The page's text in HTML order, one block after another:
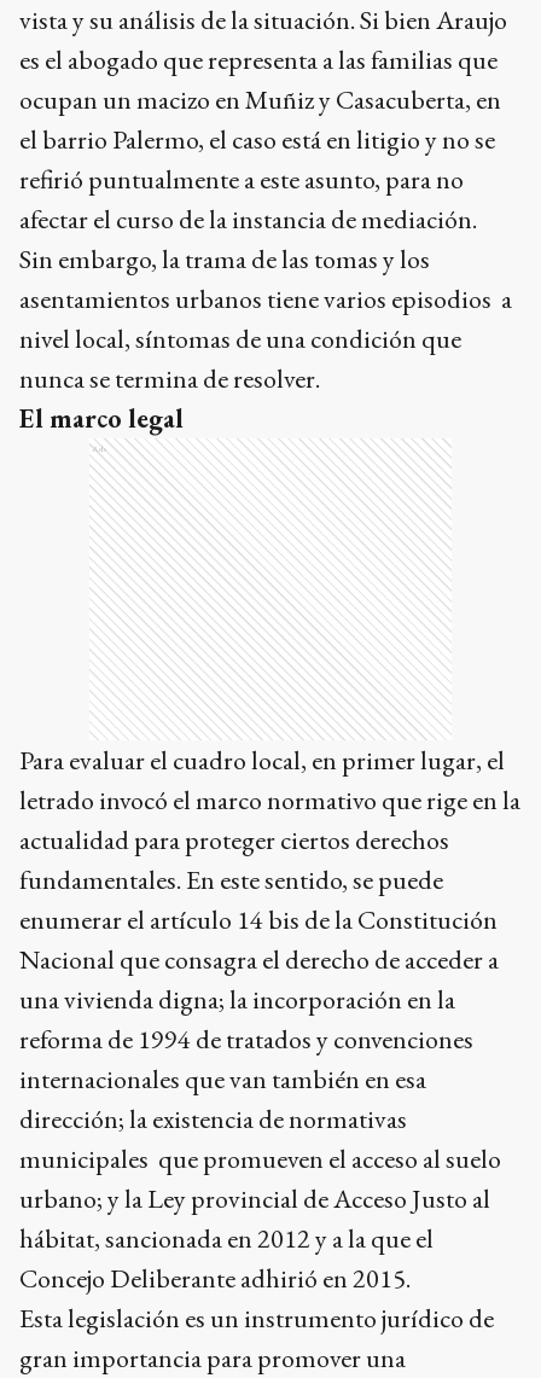
vista y su análisis de la situación. Si bien Araujo
es el abogado que representa a las familias que
ocupan un macizo en Muñiz y Casacuberta, en
el barrio Palermo, el caso está en litigio y no se
refirió puntualmente a este asunto, para no
afectar el curso de la instancia de mediación.
Sin embargo, la trama de las tomas y los
asentamientos urbanos tiene varios episodios a
nivel local, síntomas de una condición que
nunca se termina de resolver.
El marco legal
Ads
Para evaluar el cuadro local, en primer lugar, el
letrado invocó el marco normativo que rige en la
actualidad para proteger ciertos derechos
fundamentales. En este sentido, se puede
enumerar el artículo 14 bis de la Constitución
Nacional que consagra el derecho de acceder a
una vivienda digna; la incorporación en la
reforma de 1994 de tratados y convenciones
internacionales que van también en esa
dirección; la existencia de normativas
municipales que promueven el acceso al suelo
urbano; y la Ley provincial de Acceso Justo al
hábitat, sancionada en 2012 y a la que el
Concejo Deliberante adhirió en 2015.
Esta legislación es un instrumento jurídico de
gran importancia para promover una